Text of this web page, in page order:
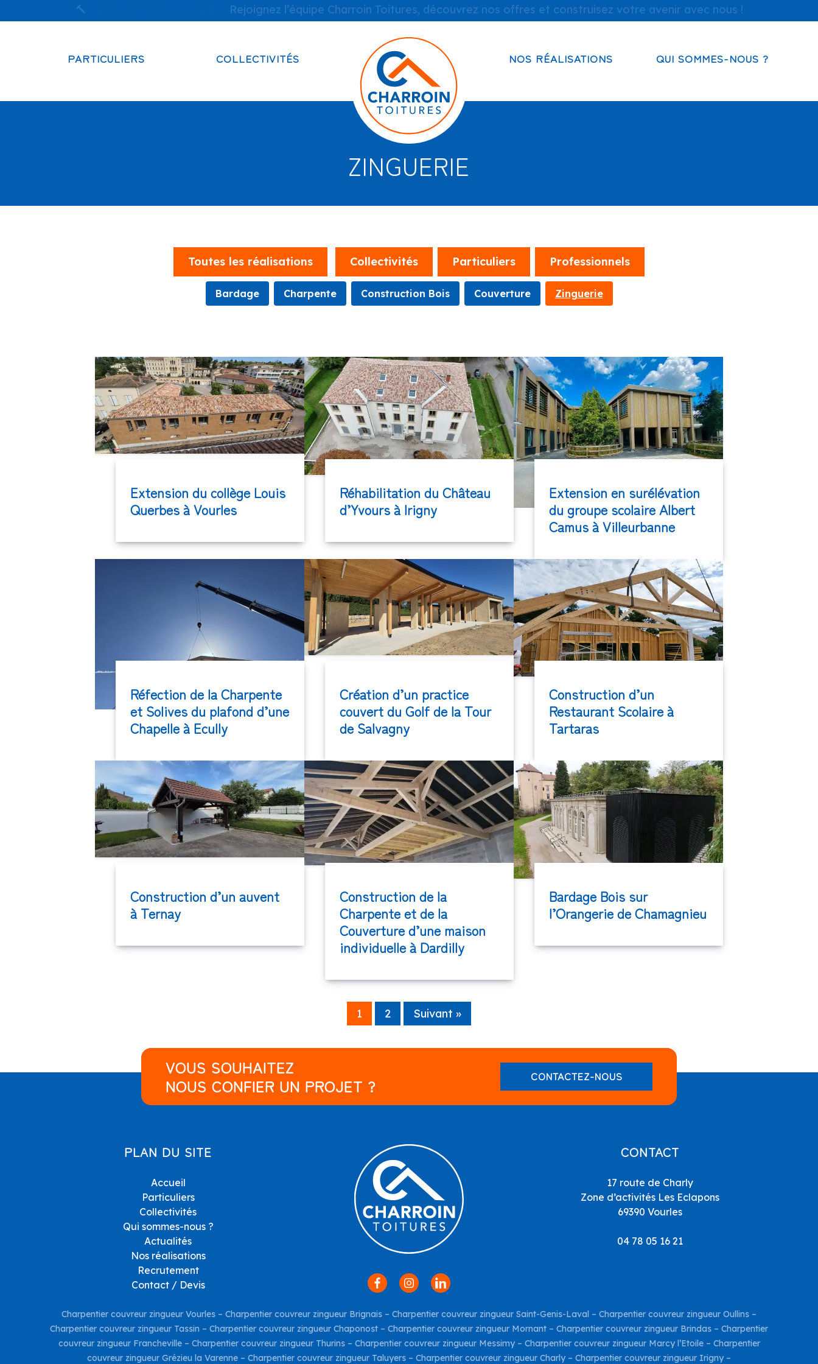
🔨 Rejoignez l’équipe Charroin Toitures, découvrez nos offres et construisez votre avenir avec nous !
PARTICULIERS COLLECTIVITÉS NOS RÉALISATIONS QUI SOMMES-NOUS ?
ZINGUERIE
Toutes les réalisations Collectivités Particuliers Professionnels
Bardage Charpente Construction Bois Couverture Zinguerie
Extension du collège Louis
Querbes à Vourles
Réhabilitation du Château
d’Yvours à Irigny
Extension en surélévation
du groupe scolaire Albert
Camus à Villeurbanne
Réfection de la Charpente
et Solives du plafond d’une
Chapelle à Ecully
Création d’un practice
couvert du Golf de la Tour
de Salvagny
Construction d’un
Restaurant Scolaire à
Tartaras
Construction d’un auvent
à Ternay
Construction de la
Charpente et de la
Couverture d’une maison
individuelle à Dardilly
Bardage Bois sur
l’Orangerie de Chamagnieu
1 2 Suivant »
VOUS SOUHAITEZ
NOUS CONFIER UN PROJET ?
CONTACTEZ-NOUS
PLAN DU SITE
Accueil
Particuliers
Collectivités
Qui sommes-nous ?
Actualités
Nos réalisations
Recrutement
Contact / Devis
CONTACT
17 route de Charly
Zone d’activités Les Eclapons
69390 Vourles
04 78 05 16 21
Charpentier couvreur zingueur Vourles – Charpentier couvreur zingueur Brignais – Charpentier couvreur zingueur Saint-Genis-Laval – Charpentier couvreur zingueur Oullins –
Charpentier couvreur zingueur Tassin – Charpentier couvreur zingueur Chaponost – Charpentier couvreur zingueur Mornant – Charpentier couvreur zingueur Brindas – Charpentier
couvreur zingueur Francheville– Charpentier couvreur zingueur Thurins– Charpentier couvreur zingueur Messimy– Charpentier couvreur zingueur Marcy l’Etoile– Charpentier
couvreur zingueur Grézieu la Varenne – Charpentier couvreur zingueur Taluyers – Charpentier couvreur zingueur Charly – Charpentier couvreur zingueur Irigny –